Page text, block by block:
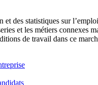
et des statistiques sur
et les métiers connexes
de travail dans ce